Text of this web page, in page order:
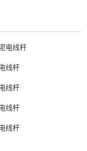
电线杆
线杆
线杆
线杆
线杆